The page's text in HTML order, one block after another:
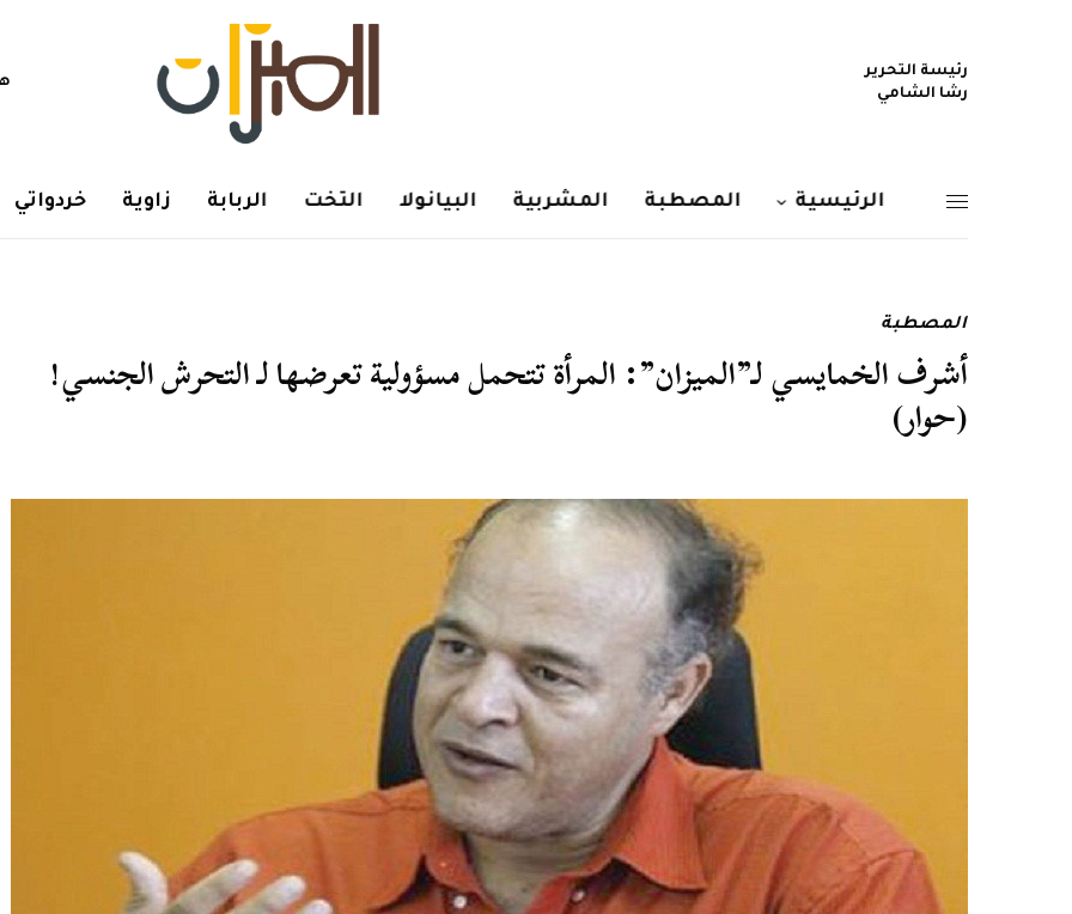
رئيسة التحرير
رشا الشامي
الرئيسية المصطبة المشربية البيانولا التخت الربابة زاوية خردواتي
المصطبة
أشرف الخمايسي لـ”الميزان”: المرأة تتحمل مسؤولية تعرضها لـ التحرش الجنسي!
(حوار)